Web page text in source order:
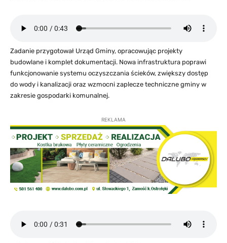
Zadanie przygotował Urząd Gminy, opracowując projekty
budowlane i komplet dokumentacji. Nowa infrastruktura poprawi
funkcjonowanie systemu oczyszczania ścieków, zwiększy dostęp
do wody i kanalizacji oraz wzmocni zaplecze techniczne gminy w
zakresie gospodarki komunalnej.
REKLAMA